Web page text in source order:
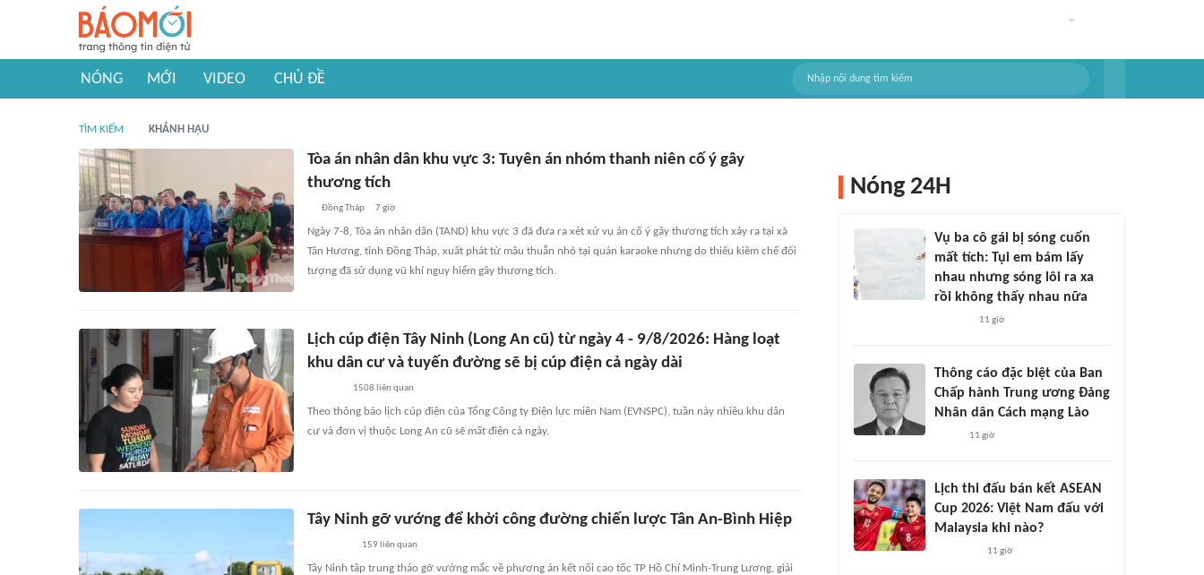
NÓNG MỚI VIDEO CHỦ ĐỀ
TÌM KIẾM KHÁNH HẬU
Tòa án nhân dân khu vực 3: Tuyên án nhóm thanh niên cố ý gây
thương tích
Đồng Tháp 7 giờ
Ngày 7-8, Tòa án nhân dân (TAND) khu vực 3 đã đưa ra xét xử vụ án cố ý gây thương tích xảy ra tại xã
Tân Hương, tỉnh Đồng Tháp, xuất phát từ mâu thuẫn nhỏ tại quán karaoke nhưng do thiếu kiềm chế đối
tượng đã sử dụng vũ khí nguy hiểm gây thương tích.
Lịch cúp điện Tây Ninh (Long An cũ) từ ngày 4 - 9/8/2026: Hàng loạt
khu dân cư và tuyến đường sẽ bị cúp điện cả ngày dài
1508 liên quan
Theo thông báo lịch cúp điện của Tổng Công ty Điện lực miền Nam (EVNSPC), tuần này nhiều khu dân
cư và đơn vị thuộc Long An cũ sẽ mất điện cả ngày.
Tây Ninh gỡ vướng để khởi công đường chiến lược Tân An-Bình Hiệp
159 liên quan
Tây Ninh tập trung tháo gỡ vướng mắc về phương án kết nối cao tốc TP Hồ Chí Minh-Trung Lương, giải
Nóng 24H
Vụ ba cô gái bị sóng cuốn
mất tích: Tụi em bám lấy
nhau nhưng sóng lôi ra xa
rồi không thấy nhau nữa
11 giờ
Thông cáo đặc biệt của Ban
Chấp hành Trung ương Đảng
Nhân dân Cách mạng Lào
11 giờ
Lịch thi đấu bán kết ASEAN
Cup 2026: Việt Nam đấu với
Malaysia khi nào?
11 giờ